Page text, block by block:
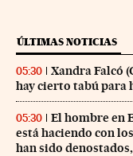
ÚLTIMAS NOTICIAS
05:30
Xandra Falcó
hay cierto tabú para
05:30
El hombre en
está haciendo con
han sido